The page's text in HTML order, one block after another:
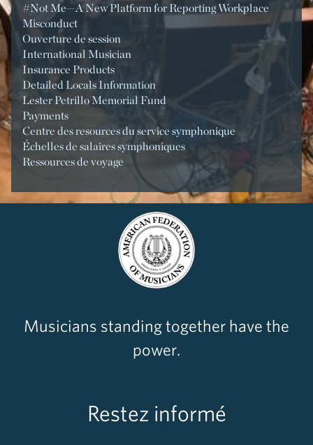
#Not Me—A New Platform for Reporting Workplace
Misconduct
Ouverture de session
International Musician
Insurance Products
Detailed Locals Information
Lester Petrillo Memorial Fund
Payments
Centre des resources du service symphonique
Échelles de salaires symphoniques
Ressources de voyage
Musicians standing together have the
power.
Restez informé